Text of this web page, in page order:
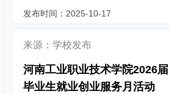
会的通知
发布时间：2025-10-17
来源：学校发布
河南工业职业技术学院2026届
毕业生就业创业服务月活动